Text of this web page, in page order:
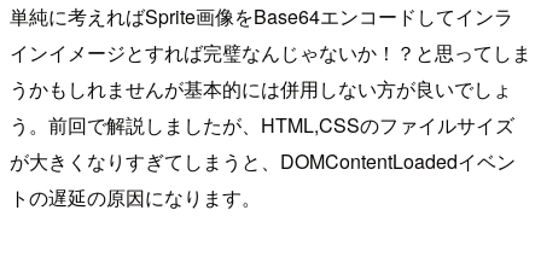
単純に考えればSprite画像をBase64エンコードしてインラ
インイメージとすれば完璧なんじゃないか！？と思ってしま
うかもしれませんが基本的には併用しない方が良いでしょ
う。前回で解説しましたが、HTML,CSSのファイルサイズ
が大きくなりすぎてしまうと、DOMContentLoadedイベン
トの遅延の原因になります。